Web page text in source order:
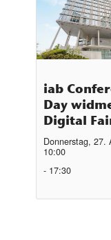
iab
Day
Digital
Donnerstag, 27.
10:00
- 17:30